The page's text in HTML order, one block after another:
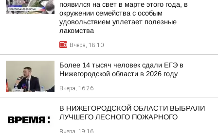
появился на свет в марте этого года, в
окружении семейства с особым
удовольствием уплетает полезные
лакомства
Вчера, 18:10
Более 14 тысяч человек сдали ЕГЭ в
Нижегородской области в 2026 году
Вчера, 16:26
В НИЖЕГОРОДСКОЙ ОБЛАСТИ ВЫБРАЛИ
ЛУЧШЕГО ЛЕСНОГО ПОЖАРНОГО
Вчера, 19:16